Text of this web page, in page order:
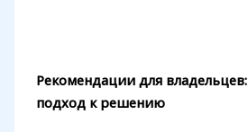
Рекомендации для
подход к решению